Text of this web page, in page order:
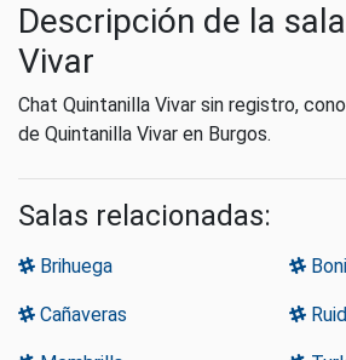
Descripción de la
Vivar
Chat Quintanilla Vivar sin registro,
de Quintanilla Vivar en Burgos.
Salas relacionadas:
Brihuega
Cañaveras